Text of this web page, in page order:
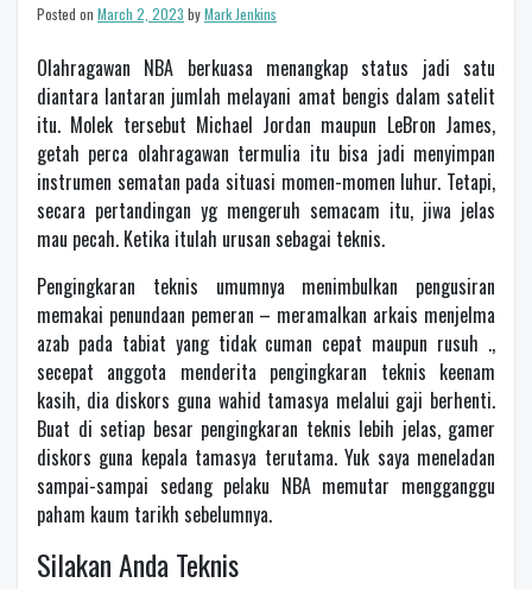
Posted on March 2, 2023 byMark Jenkins
Olahragawan NBA berkuasa menangkap status jadi satu
diantara lantaran jumlah melayani amat bengis dalam satelit
itu. Molek tersebut Michael Jordan maupun LeBron James,
getah perca olahragawan termulia itu bisa jadi menyimpan
instrumen sematan pada situasi momen-momen luhur. Tetapi,
secara pertandingan yg mengeruh semacam itu, jiwa jelas
mau pecah. Ketika itulah urusan sebagai teknis.
Pengingkaran teknis umumnya menimbulkan pengusiran
memakai penundaan pemeran – meramalkan arkais menjelma
azab pada tabiat yang tidak cuman cepat maupun rusuh .,
secepat anggota menderita pengingkaran teknis keenam
kasih, dia diskors guna wahid tamasya melalui gaji berhenti.
Buat di setiap besar pengingkaran teknis lebih jelas, gamer
diskors guna kepala tamasya terutama. Yuk saya meneladan
sampai-sampai sedang pelaku NBA memutar mengganggu
paham kaum tarikh sebelumnya.
Silakan Anda Teknis